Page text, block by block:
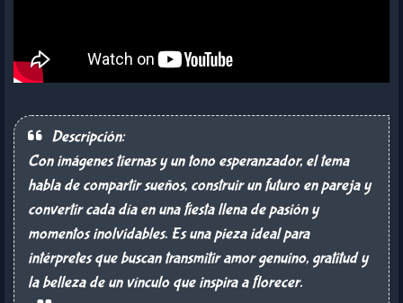
Descripción:
Con imágenes tiernas y un tono esperanzador, el tema
habla de compartir sueños, construir un futuro en pareja y
convertir cada día en una fiesta llena de pasión y
momentos inolvidables. Es una pieza ideal para
intérpretes que buscan transmitir amor genuino, gratitud y
la belleza de un vínculo que inspira a florecer.